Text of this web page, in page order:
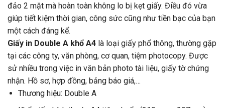
đảo 2 mặt mà hoàn toàn không lo bị kẹt giấy. Điều đó vừa
giúp tiết kiệm thời gian, công sức cũng như tiền bạc của bạn
một cách đáng kể.
Giấy in Double A khổ A4 là loại giấy phổ thông, thường gặp
tại các công ty, văn phòng, cơ quan, tiệm photocopy. Được
sử nhiều trong việc in văn bản photo tài liệu, giấy tờ chứng
nhận. Hồ sơ, hợp đồng, bảng báo giá,…
Thương hiệu: Double A